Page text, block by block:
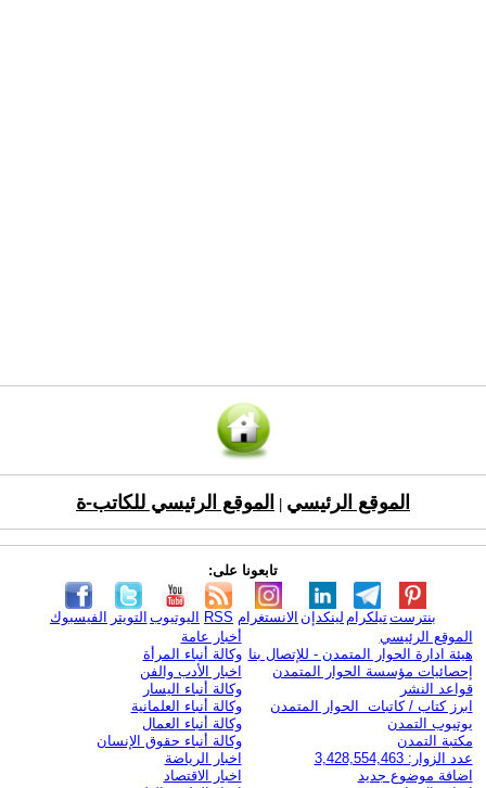
الموقع الرئيسي الموقع الرئيسي للكاتب-ة
تابعونا على:
الفيسبوك التويتر اليوتيوب RSS الانستغرام لينكدإن تيلكرامبنترست
الموقع الرئيسي
هيئة ادارة الحوار المتمدن - للإتصال بنا
إحصائيات مؤسسة الحوار المتمدن
قواعد النشر
ابرز كتاب / كاتبات الحوار المتمدن
يوتيوب التمدن
مكتبة التمدن
عدد الزوار: 3,428,554,463
اضافة موضوع جديد
أخبار عامة
وكالة أنباء المرأة
اخبار الأدب والفن
وكالة أنباء اليسار
وكالة أنباء العلمانية
وكالة أنباء العمال
وكالة أنباء حقوق الإنسان
اخبار الرياضة
اخبار الاقتصاد